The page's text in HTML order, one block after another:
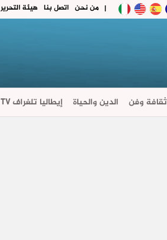
هيئة التحرير اتصل بنا من نحن |
ثقافة وفن الدين والحياة إيطاليا تلغراف TV